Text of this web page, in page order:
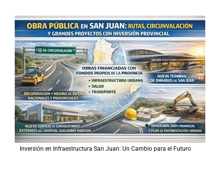
Inversión en Infraestructura San Juan: Un Cambio para el Futuro